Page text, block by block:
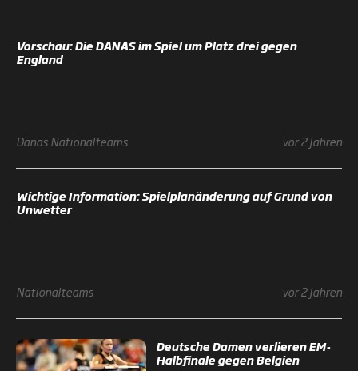
Vorschau: Die DANAS im Spiel um Platz drei gegen
England
DanasNationalteams vor 2 Jahren
Wichtige Information: Spielplanänderung auf Grund von
Unwetter
Nationalteams vor 2 Jahren
Deutsche Damen verlieren EM-
Halbfinale gegen Belgien